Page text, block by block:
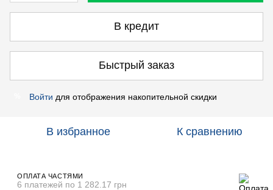
В кредит
Быстрый заказ
Войти для отображения накопительной скидки
В избранное К сравнению
ОПЛАТА ЧАСТЯМИ
6 платежей по 1 282.17 грн